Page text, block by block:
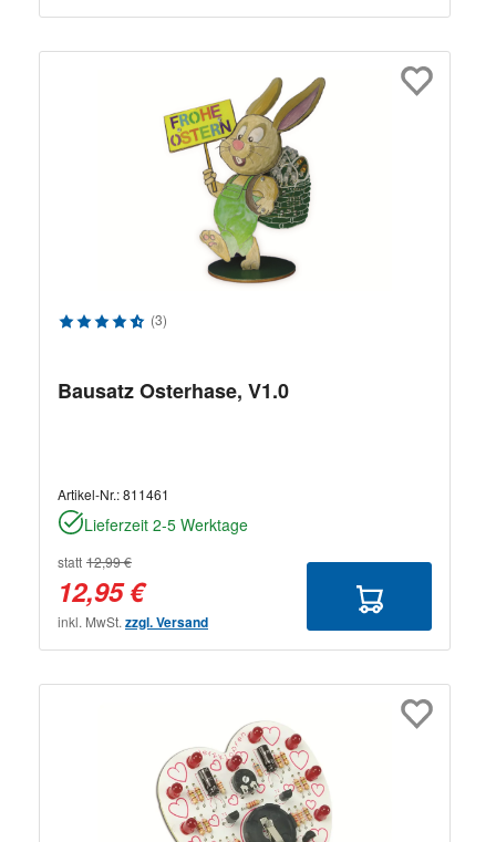
Durchschnittliche Bewertung von 4.67 von 5 Sternen
(3)
Bausatz Osterhase, V1.0
Artikel-Nr.:811461
Lieferzeit 2-5 Werktage
statt 12,99 €
12,95 €
inkl. MwSt. zzgl. Versand